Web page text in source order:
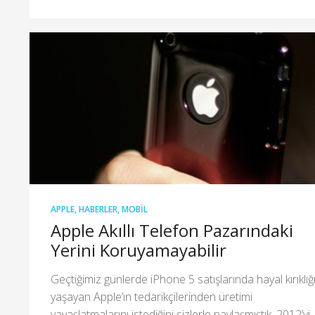
APPLE,HABERLER,MOBIL
Apple Akıllı Telefon Pazarındaki
Yerini Koruyamayabilir
Geçtiğimiz günlerde iPhone 5 satışlarında hayal kırıklığı
yaşayan Apple’ın tedarikçilerinden üretimi